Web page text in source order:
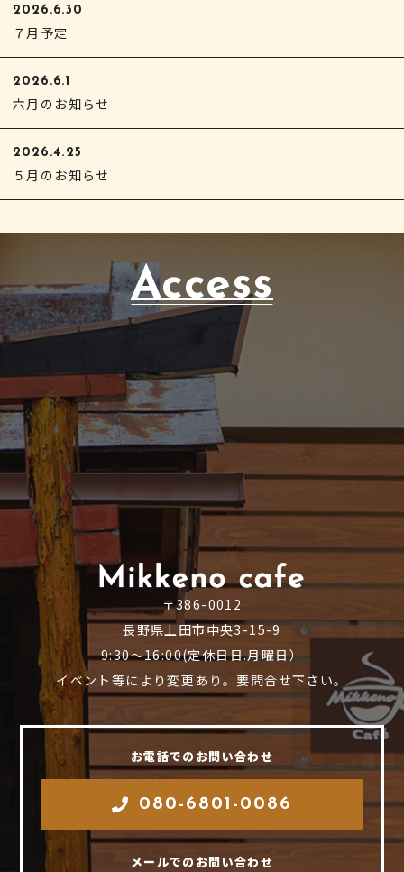
2026.6.30
７月予定
2026.6.1
六月のお知らせ
2026.4.25
５月のお知らせ
Access
〒386-0012
長野県上田市中央3-15-9
9:30～16:00(定休日日.月曜日）
イベント等により変更あり。要問合せ下さい。
お電話でのお問い合わせ
080-6801-0086
メールでのお問い合わせ